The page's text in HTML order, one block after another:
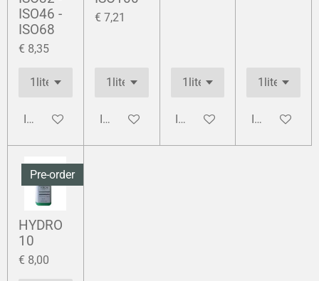
ISO46 -
ISO68
€ 8,35
In winkelwagen
€ 7,21
In winkelwagen In winkelwagen In
Pre-order
HYDRO
10
€ 8,00